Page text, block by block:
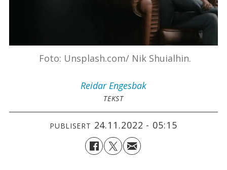
Foto: Unsplash.com/ Nik Shuialhin.
Reidar Engesbak
TEKST
PUBLISERT 24.11.2022 - 05:15